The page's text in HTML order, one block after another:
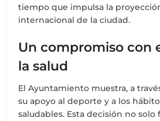
tiempo que impulsa la
internacional de la ciudad.
Un compromiso con
la salud
El Ayuntamiento muestra, a
su apoyo al deporte y a los
saludables. Esta decisión no solo